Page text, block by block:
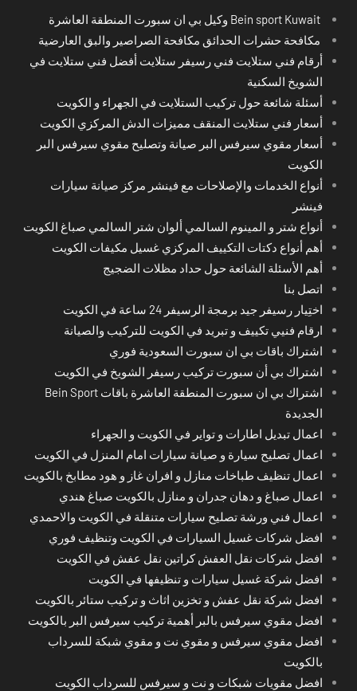
مكافحة حشرات الحدائق مكافحة الصراصير والبق العارضية
أرقام فني ستلايت فني رسيفر ستلايت أفضل فني ستلايت في
الشويخ السكنية
أسئلة شائعة حول تركيب الستلايت في الجهراء و الكويت
أسعار فني ستلايت المنقف مميزات الدش المركزي الكويت
أسعار مقوي سيرفس البر صيانة وتصليح مقوي سيرفس البر
الكويت
أنواع الخدمات والإصلاحات مع فينشر مركز صيانة سيارات
فينشر
أنواع شتر و المينوم السالمي ألوان شتر السالمي صباغ الكويت
أهم أنواع دكتات التكييف المركزي غسيل مكيفات الكويت
أهم الأسئلة الشائعة حول حداد مظلات الضجيج
اتصل بنا
اختِيار رسيفر جيد برمجة الرسيفر 24 ساعة في الكويت
ارقام فنيي تكييف و تبريد في الكويت للتركيب والصيانة
اشتراك باقات بي ان سبورت السعودية فوري
اشتراك بي أن سبورت تركيب رسيفر الشويخ في الكويت
اشتراك بي ان سبورت المنطقة العاشرة باقات Bein Sport
الجديدة
اعمال تبديل اطارات و تواير في الكويت و الجهراء
اعمال تصليح سيارة و صيانة سيارات امام المنزل في الكويت
اعمال تنظيف طباخات منازل و افران غاز و هود مطابخ بالكويت
اعمال صباغ و دهان جدران و منازل بالكويت صباغ هندي
اعمال فني ورشة تصليح سيارات متنقلة في الكويت والاحمدي
افضل شركات غسيل السيارات في الكويت وتنظيف فوري
افضل شركات نقل العفش كراتين نقل عفش في الكويت
افضل شركة غسيل سيارات و تنظيفها في الكويت
افضل شركة نقل عفش و تخزين اثاث و تركيب ستائر بالكويت
افضل مقوي سيرفس بالبر أهمية تركيب سيرفس البر بالكويت
افضل مقوي سيرفس و مقوي نت و مقوي شبكة للسرداب
بالكويت
افضل مقويات شبكات و نت و سيرفس للسرداب الكويت